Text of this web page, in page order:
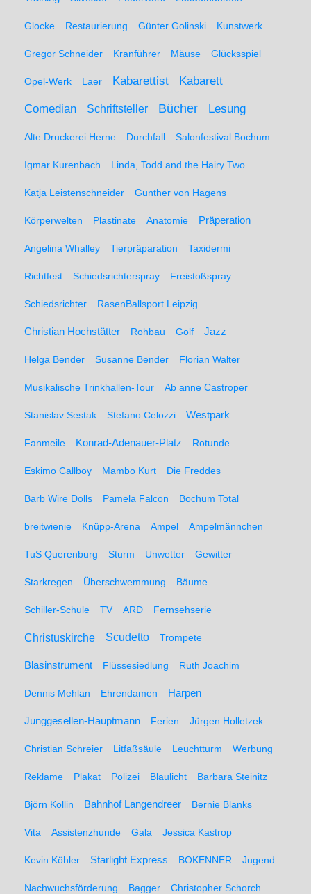
Glocke Restaurierung Günter Golinski Kunstwerk
Gregor Schneider Kranführer Mäuse Glücksspiel
Opel-Werk Laer Kabarettist
Kabarett
Comedian
Schriftsteller Bücher Lesung
Alte Druckerei Herne Durchfall Salonfestival Bochum
Igmar Kurenbach Linda, Todd and the Hairy Two
Katja Leistenschneider Gunther von Hagens
Körperwelten Plastinate Anatomie Präperation
Angelina Whalley Tierpräparation Taxidermi
Richtfest Schiedsrichterspray Freistoßspray
Schiedsrichter RasenBallsport Leipzig
Christian Hochstätter Rohbau Golf Jazz
Helga Bender Susanne Bender Florian Walter
Musikalische Trinkhallen-Tour Ab anne Castroper
Stanislav Sestak Stefano Celozzi Westpark
Fanmeile Konrad-Adenauer-Platz Rotunde
Eskimo Callboy Mambo Kurt Die Freddes
Barb Wire Dolls Pamela Falcon Bochum Total
breitwienie Knüpp-Arena Ampel Ampelmännchen
TuS Querenburg Sturm Unwetter Gewitter
Starkregen Überschwemmung Bäume
Schiller-Schule TV ARD Fernsehserie
Christuskirche Scudetto Trompete
Blasinstrument Flüssesiedlung Ruth Joachim
Dennis Mehlan Ehrendamen Harpen
Junggesellen-Hauptmann Ferien Jürgen Holletzek
Christian Schreier Litfaßsäule Leuchtturm Werbung
Reklame Plakat Polizei Blaulicht Barbara Steinitz
Björn Kollin Bahnhof Langendreer Bernie Blanks
Vita Assistenzhunde Gala Jessica Kastrop
Kevin Köhler Starlight Express BOKENNER Jugend
Nachwuchsförderung Bagger Christopher Schorch